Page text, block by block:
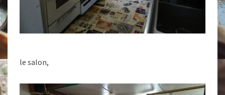
le salon,